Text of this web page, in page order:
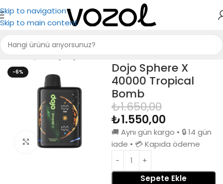
Skip to navigation
Skip to main content
Ana Sayfa Dojo Sphere X 40000
-6%
Büyütmek için tıkla
Dojo Sphere X
40000 Tropical
Bomb
₺1.650,00
₺1.550,00
🚚 Aynı gün kargo • 🔒 14 gün
iade • 💳 Kapıda ödeme
Sepete Ekle